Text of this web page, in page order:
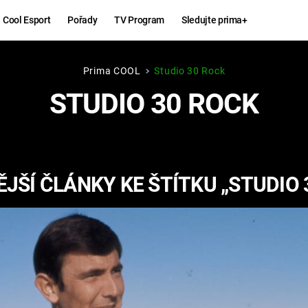
Cool Esport Pořady TV Program Sledujte prima+
Hry
KINGDOM
COME:
DELIVERANCE
ESPORT
Zábava
Prima COOL Studio 30 Rock
STUDIO 30 ROCK
ČLÁNKY KE ŠTÍTKU „STUDIO